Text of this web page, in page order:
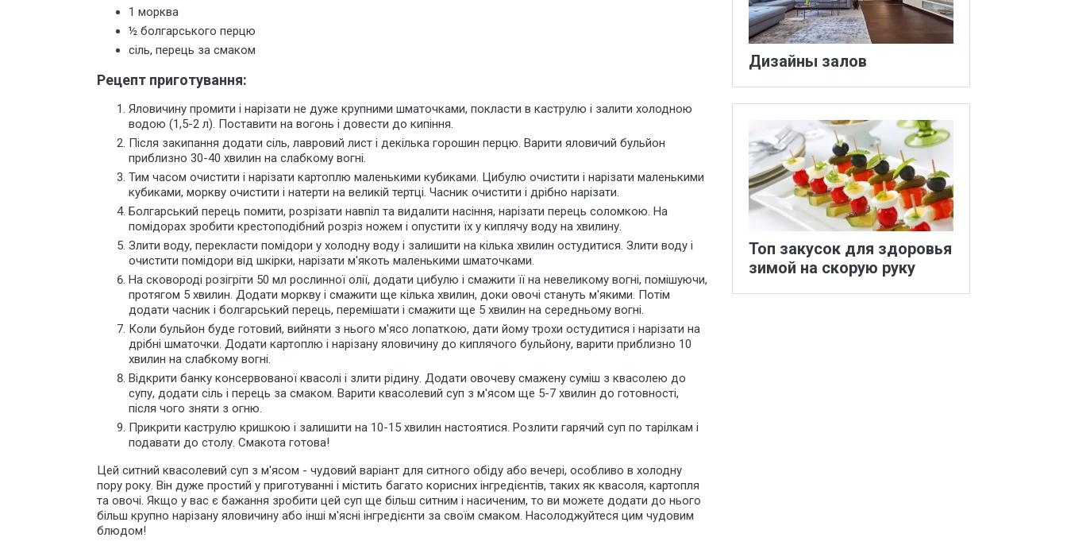
1 морква
½ болгарського перцю
сіль, перець за смаком
Рецепт приготування:
Яловичину промити і нарізати не дуже крупними шматочками, покласти в каструлю і залити холодною
водою (1,5-2 л). Поставити на вогонь і довести до кипіння.
Після закипання додати сіль, лавровий лист і декілька горошин перцю. Варити яловичий бульйон
приблизно 30-40 хвилин на слабкому вогні.
Тим часом очистити і нарізати картоплю маленькими кубиками. Цибулю очистити і нарізати маленькими
кубиками, моркву очистити і натерти на великій тертці. Часник очистити і дрібно нарізати.
Болгарський перець помити, розрізати навпіл та видалити насіння, нарізати перець соломкою. На
помідорах зробити крестоподібний розріз ножем і опустити їх у киплячу воду на хвилину.
Злити воду, перекласти помідори у холодну воду і залишити на кілька хвилин остудитися. Злити воду і
очистити помідори від шкірки, нарізати м'якоть маленькими шматочками.
На сковороді розігріти 50 мл рослинної олії, додати цибулю і смажити її на невеликому вогні, помішуючи,
протягом 5 хвилин. Додати моркву і смажити ще кілька хвилин, доки овочі стануть м'якими. Потім
додати часник і болгарський перець, перемішати і смажити ще 5 хвилин на середньому вогні.
Коли бульйон буде готовий, вийняти з нього м'ясо лопаткою, дати йому трохи остудитися і нарізати на
дрібні шматочки. Додати картоплю і нарізану яловичину до киплячого бульйону, варити приблизно 10
хвилин на слабкому вогні.
Відкрити банку консервованої квасолі і злити рідину. Додати овочеву смажену суміш з квасолею до
супу, додати сіль і перець за смаком. Варити квасолевий суп з м'ясом ще 5-7 хвилин до готовності,
після чого зняти з огню.
Прикрити каструлю кришкою і залишити на 10-15 хвилин настоятися. Розлити гарячий суп по тарілкам і
подавати до столу. Смакота готова!
Цей ситний квасолевий суп з м'ясом - чудовий варіант для ситного обіду або вечері, особливо в холодну
пору року. Він дуже простий у приготуванні і містить багато корисних інгредієнтів, таких як квасоля, картопля
та овочі. Якщо у вас є бажання зробити цей суп ще більш ситним і насиченим, то ви можете додати до нього
більш крупно нарізану яловичину або інші м'ясні інгредієнти за своїм смаком. Насолоджуйтеся цим чудовим
блюдом!
Дизайны залов
Топ закусок для здоровья
зимой на скорую руку